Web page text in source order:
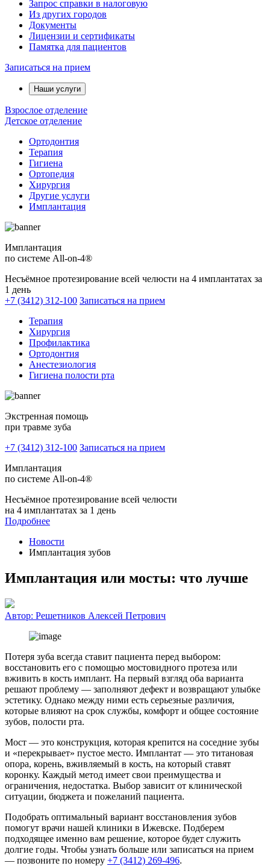
Запрос справки в налоговую
Из других городов
Документы
Лицензии и сертификаты
Памятка для пациентов
Записаться на прием
Наши услуги
Взрослое отделение
Детское отделение
Ортодонтия
Терапия
Гигиена
Ортопедия
Хирургия
Другие услуги
Имплантация
Имплантация
по системе All-on-4®
Несъёмное протезирование всей челюсти на 4 имплантатах за
1 день
+7 (3412) 312-100 Записаться на прием
Терапия
Хирургия
Профилактика
Ортодонтия
Анестезиология
Гигиена полости рта
Экстренная помощь
при травме зуба
+7 (3412) 312-100 Записаться на прием
Имплантация
по системе All-on-4®
Несъёмное протезирование всей челюсти
на 4 имплантатах за 1 день
Подробнее
Новости
Имплантация зубов
Имплантация или мосты: что лучше
Автор: Решетников Алексей Петрович
Потеря зуба всегда ставит пациента перед выбором:
восстановить его с помощью мостовидного протеза или
вживить в кость имплант. На первый взгляд оба варианта
решают проблему — заполняют дефект и возвращают улыбке
эстетику. Однако между ними есть серьезные различия,
которые влияют на срок службы, комфорт и общее состояние
зубов, полости рта.
Мост — это конструкция, которая крепится на соседние зубы
и «перекрывает» пустое место. Имплантат — это титановая
опора, корень, вживляемый в кость, на который ставят
коронку. Каждый метод имеет свои преимущества и
ограничения, недостатка. Выбор зависит от клинической
ситуации, бюджета и пожеланий пациента.
Подобрать оптимальный вариант восстановления зубов
помогут врачи нашей клиники в Ижевске. Подберем
подходящее именно вам решение, которое будет служить
долгие годы. Чтобы узнать больше или записаться на прием
— позвоните по номеру +7 (3412) 269-496.